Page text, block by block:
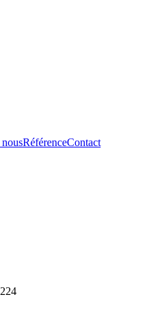
RéférenceContact